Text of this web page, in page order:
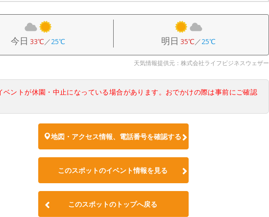
今日 33℃／25℃ 明日 35℃／25℃
天気情報提供元：株式会社ライフビジネスウェザー
ントが休園・中止になっている場合があります。おでかけの際は事前にご確認
地図・アクセス情報、電話番号を確認する
このスポットのイベント情報を見る
このスポットのトップへ戻る